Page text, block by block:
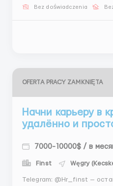
поддержкой и обучением.
Bez doświadczenia
OFERTA PRACY ZAMKNIĘTA
Начни карьеру в
удалённо и
7000-10000$ / в
Finst Węgry
Telegram: @Hr_finst —